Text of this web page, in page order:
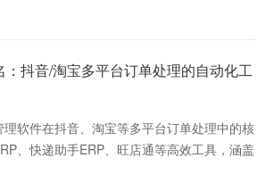
：抖音/淘宝多平台订单处理的自动化工
软件在抖音、淘宝等多平台订单处理中的核
、快递助手ERP、旺店通等高效工具，涵盖